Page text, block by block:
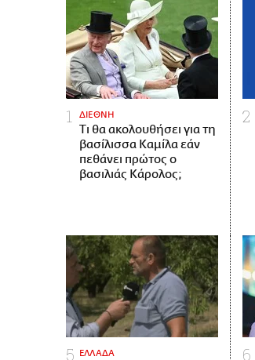
ΔΙΕΘΝΗ
Τι θα ακολουθήσει για τη
βασίλισσα Καμίλα εάν
πεθάνει πρώτος ο
βασιλιάς Κάρολος;
ΕΛΛΑΔΑ